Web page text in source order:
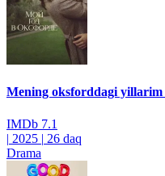
Mening oksforddagi
IMDb 7.1
| 2025 | 26 daq
Drama